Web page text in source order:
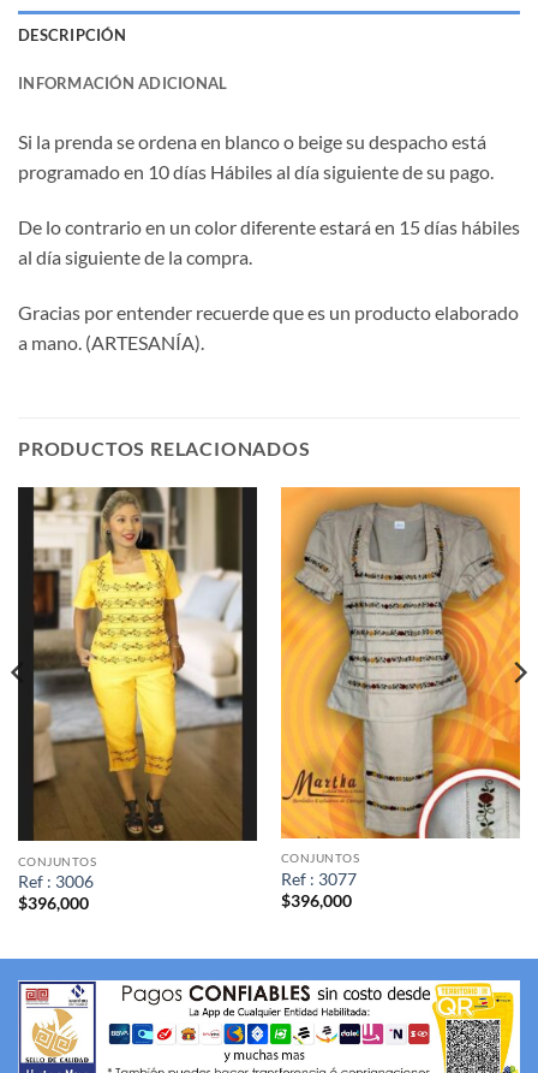
DESCRIPCIÓN
INFORMACIÓN ADICIONAL
Si la prenda se ordena en blanco o beige su despacho está
programado en 10 días Hábiles al día siguiente de su pago.
De lo contrario en un color diferente estará en 15 días hábiles
al día siguiente de la compra.
Gracias por entender recuerde que es un producto elaborado
a mano. (ARTESANÍA).
PRODUCTOS RELACIONADOS
CONJUNTOS
Ref : 3006
$396,000
CONJUNTOS
Ref : 3077
$396,000